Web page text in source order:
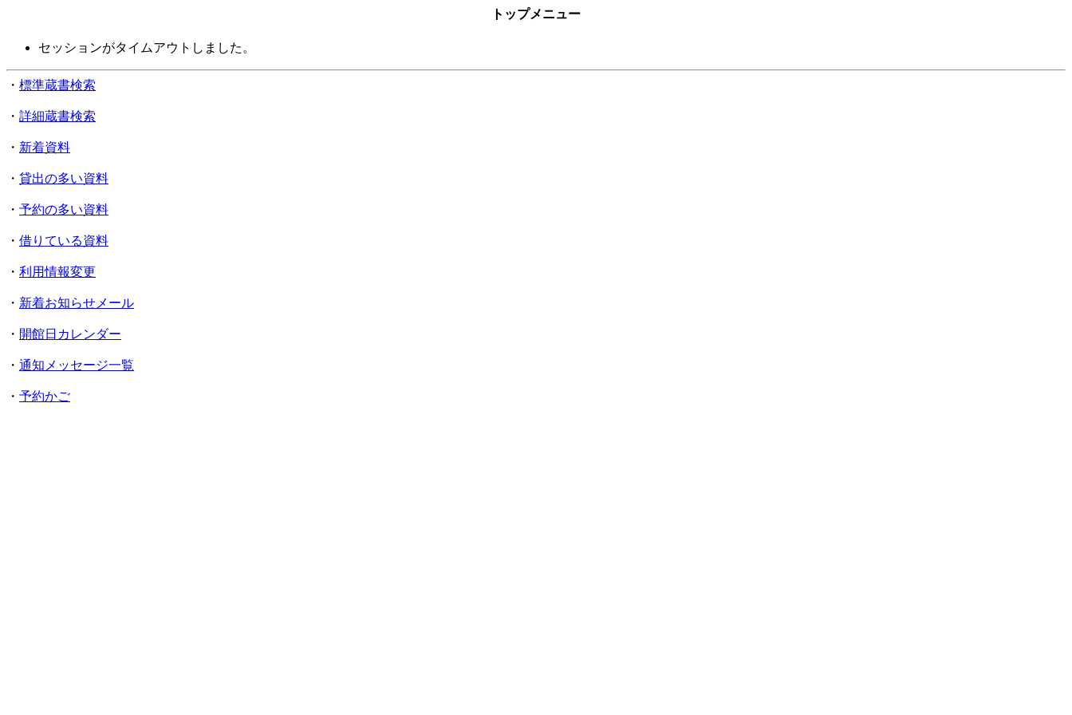
トップメニュー
セッションがタイムアウトしました。
・ 標準蔵書検索
・ 詳細蔵書検索
・ 新着資料
・ 貸出の多い資料
・ 予約の多い資料
・ 借りている資料
・ 利用情報変更
・ 新着お知らせメール
・ 開館日カレンダー
・ 通知メッセージ一覧
・ 予約かご